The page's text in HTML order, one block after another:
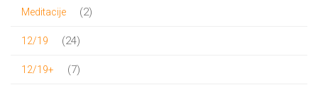
Meditacije 22
12/19 2424
12/19+ 77